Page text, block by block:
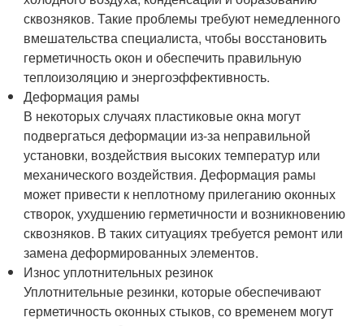
сквозняков. Такие проблемы требуют немедленного
вмешательства специалиста, чтобы восстановить
герметичность окон и обеспечить правильную
теплоизоляцию и энергоэффективность.
Деформация рамы
В некоторых случаях пластиковые окна могут
подвергаться деформации из-за неправильной
установки, воздействия высоких температур или
механического воздействия. Деформация рамы
может привести к неплотному прилеганию оконных
створок, ухудшению герметичности и возникновению
сквозняков. В таких ситуациях требуется ремонт или
замена деформированных элементов.
Износ уплотнительных резинок
Уплотнительные резинки, которые обеспечивают
герметичность оконных стыков, со временем могут